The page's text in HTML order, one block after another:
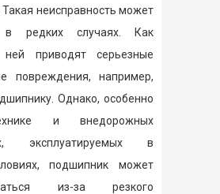
неисправность может
в редких случаях. Как
приводят серьезные
повреждения, например,
Однако, особенно
и внедорожных
эксплуатируемых в
подшипник может
из-за резкого